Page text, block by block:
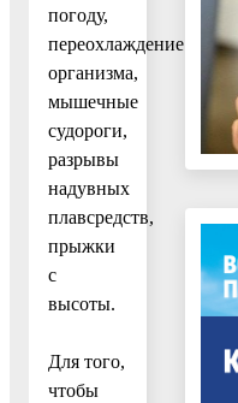
погоду,
переохлаждение
организма,
мышечные
судороги,
разрывы
надувных
плавсредств,
прыжки
с
высоты.
Для того,
чтобы